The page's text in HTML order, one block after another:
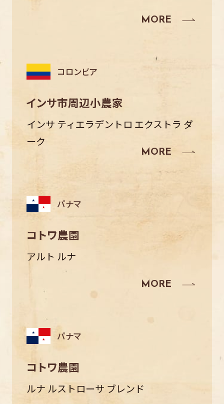
コロンビア
インサ市周辺小農家
インサ ティエラデントロ エクストラ ダ
ーク
パナマ
コトワ農園
アルト ルナ
パナマ
コトワ農園
ルナ ルストローサ ブレンド